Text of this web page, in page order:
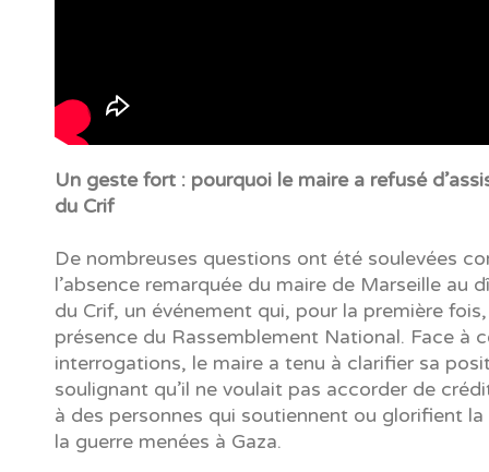
Un geste fort : pourquoi le maire a refusé
du Crif
De nombreuses questions ont été soulevées
l’absence remarquée du maire de Marseille au
du Crif, un événement qui, pour la première
présence du Rassemblement National. Face à
interrogations, le maire a tenu à clarifier sa
soulignant qu’il ne voulait pas accorder de
à des personnes qui soutiennent ou glorifient
la guerre menées à Gaza.